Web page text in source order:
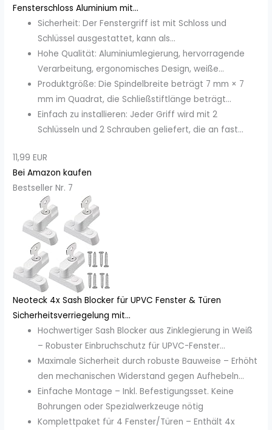
Fensterschloss Aluminium mit...
Sicherheit: Der Fenstergriff ist mit Schloss und
Schlüssel ausgestattet, kann als...
Hohe Qualität: Aluminiumlegierung, hervorragende
Verarbeitung, ergonomisches Design, weiße...
Produktgröße: Die Spindelbreite beträgt 7 mm × 7
mm im Quadrat, die Schließstiftlänge beträgt...
Einfach zu installieren: Jeder Griff wird mit 2
Schlüsseln und 2 Schrauben geliefert, die an fast...
11,99 EUR
Bei Amazon kaufen
Bestseller Nr. 7
Neoteck 4x Sash Blocker für UPVC Fenster & Türen
Sicherheitsverriegelung mit...
Hochwertiger Sash Blocker aus Zinklegierung in Weiß
– Robuster Einbruchschutz für UPVC-Fenster...
Maximale Sicherheit durch robuste Bauweise – Erhöht
den mechanischen Widerstand gegen Aufhebeln...
Einfache Montage – Inkl. Befestigungsset. Keine
Bohrungen oder Spezialwerkzeuge nötig
Komplettpaket für 4 Fenster/Türen – Enthält 4x